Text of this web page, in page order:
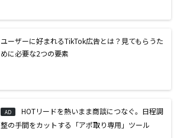
ユーザーに好まれるTikTok広告とは？見てもらうた
めに必要な2つの要素
AD
HOTリードを熱いまま商談につなぐ。日程調
整の手間をカットする「アポ取り専用」ツール